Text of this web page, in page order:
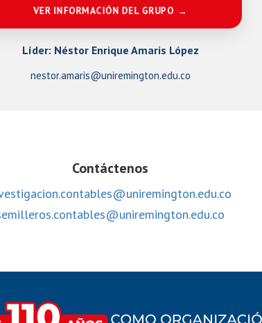
VER INFORMACIÓN DEL GRUPO
Líder: Néstor Enrique Amaris López
nestor.amaris@uniremington.edu.co
Contáctenos